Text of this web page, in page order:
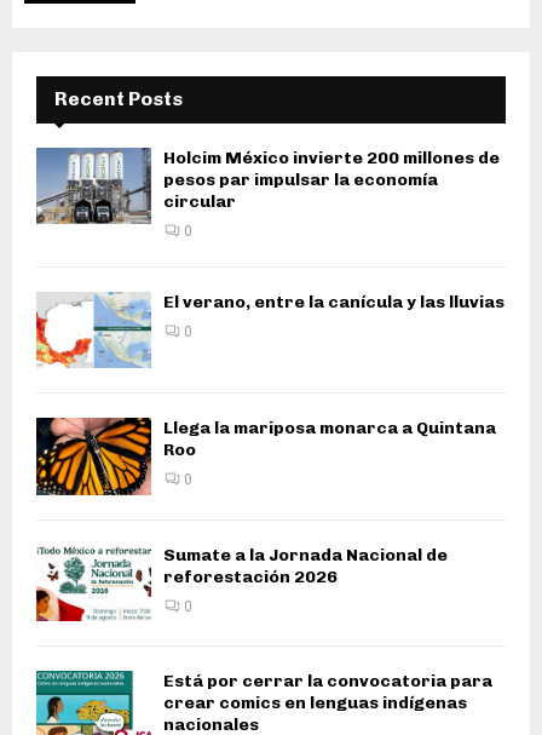
Recent Posts
Holcim México invierte 200 millones de
pesos par impulsar la economía
circular
0
El verano, entre la canícula y las lluvias
0
Llega la mariposa monarca a Quintana
Roo
0
Sumate a la Jornada Nacional de
reforestación 2026
0
Está por cerrar la convocatoria para
crear comics en lenguas indígenas
nacionales